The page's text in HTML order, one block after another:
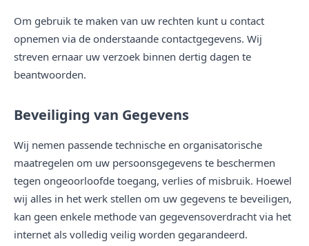
Om gebruik te maken van uw rechten kunt u contact
opnemen via de onderstaande contactgegevens. Wij
streven ernaar uw verzoek binnen dertig dagen te
beantwoorden.
Beveiliging van Gegevens
Wij nemen passende technische en organisatorische
maatregelen om uw persoonsgegevens te beschermen
tegen ongeoorloofde toegang, verlies of misbruik. Hoewel
wij alles in het werk stellen om uw gegevens te beveiligen,
kan geen enkele methode van gegevensoverdracht via het
internet als volledig veilig worden gegarandeerd.